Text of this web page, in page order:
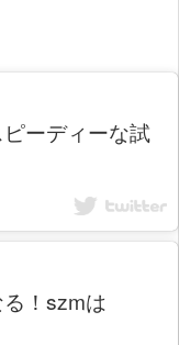
ーディーな試
！szmは